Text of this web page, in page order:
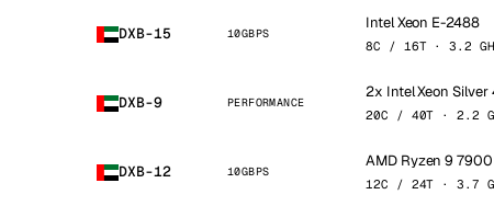
DXB-15 10GBPS
Intel Xeon E-2488
8C / 16T · 3.2
DXB-9 PERFORMANCE
2x Intel Xeon Silver
20C / 40T · 2.2
DXB-12 10GBPS
AMD Ryzen 9 7900
12C / 24T · 3.7